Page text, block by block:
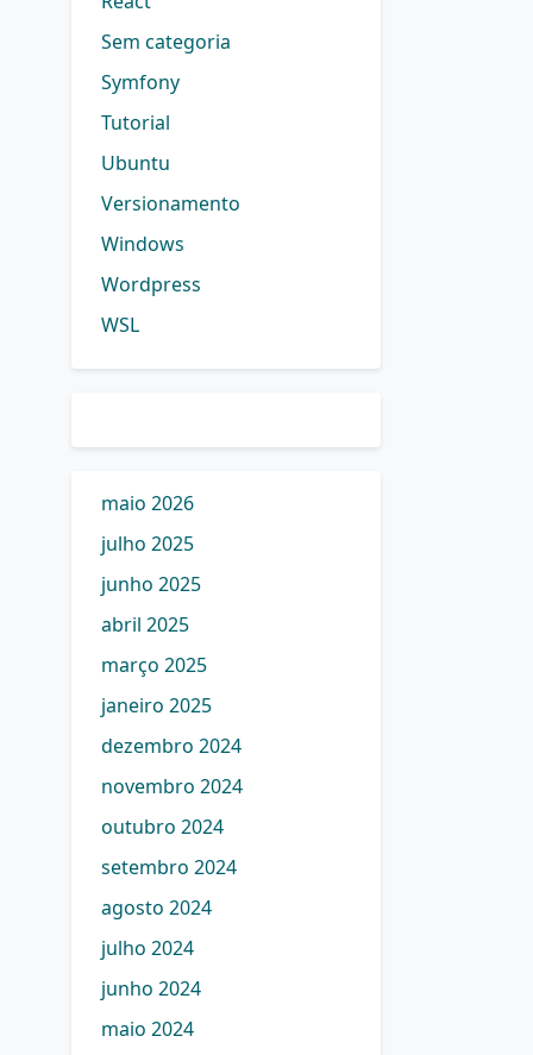
Sem categoria
Symfony
Tutorial
Ubuntu
Versionamento
Windows
Wordpress
WSL
maio 2026
julho 2025
junho 2025
abril 2025
março 2025
janeiro 2025
dezembro 2024
novembro 2024
outubro 2024
setembro 2024
agosto 2024
julho 2024
junho 2024
maio 2024